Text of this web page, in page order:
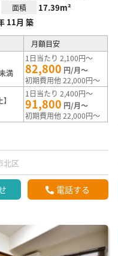
面積 17.39m²
11月 築
月額目安
満
1日当たり 2,100円～
82,800 円/月～
初期費用他 22,000円～
1日当たり 2,400円～
91,800 円/月～
初期費用他 22,000円～
北区
電話する